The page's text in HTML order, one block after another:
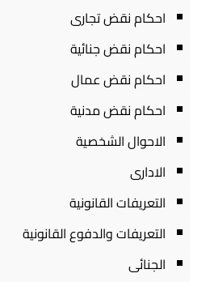
احكام نقض تجارى
احكام نقض جنائية
احكام نقض عمال
احكام نقض مدنية
الاحوال الشخصية
الادارى
التعريفات القانونية
التعريفات والدفوع القانونية
الجنائى